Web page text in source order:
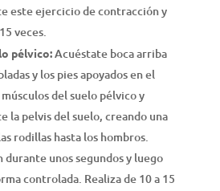
este ejercicio de contracción y
veces.
pélvico:Acuéstate boca arriba
y los pies apoyados en el
del suelo pélvico y
la pelvis del suelo, creando una
rodillas hasta los hombros.
durante unos segundos y luego
controlada. Realiza de 10 a 15